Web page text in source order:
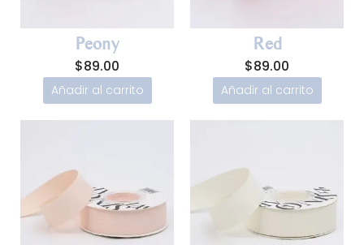
Peony
$89.00
Añadir al carrito
Red
$89.00
Añadir al carrito